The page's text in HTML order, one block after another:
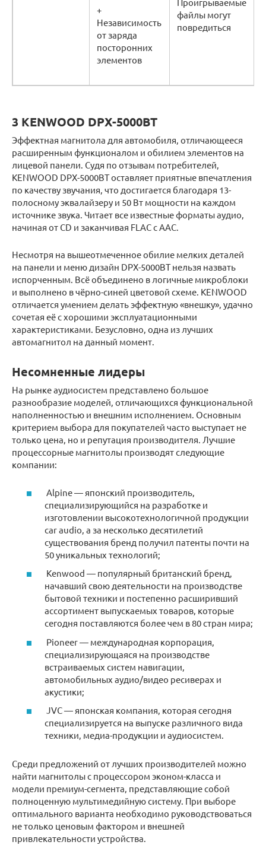
+
Независимость
от заряда
посторонних
элементов
файлы могут
повредиться
3 KENWOOD DPX-5000BT
Эффектная магнитола для автомобиля, отличающееся
расширенным функционалом и обилием элементов на
лицевой панели. Судя по отзывам потребителей,
KENWOOD DPX-5000BT оставляет приятные впечатления
по качеству звучания, что достигается благодаря 13-
полосному эквалайзеру и 50 Вт мощности на каждом
источнике звука. Читает все известные форматы аудио,
начиная от CD и заканчивая FLAC с AAC.
Несмотря на вышеотмеченное обилие мелких деталей
на панели и меню дизайн DPX-5000BT нельзя назвать
испорченным. Всё объединено в логичные микроблоки
и выполнено в чёрно-синей цветовой схеме. KENWOOD
отличается умением делать эффектную «внешку», удачно
сочетая её с хорошими эксплуатационными
характеристиками. Безусловно, одна из лучших
автомагнитол на данный момент.
Несомненные лидеры
На рынке аудиосистем представлено большое
разнообразие моделей, отличающихся функциональной
наполненностью и внешним исполнением. Основным
критерием выбора для покупателей часто выступает не
только цена, но и репутация производителя. Лучшие
процессорные магнитолы производят следующие
компании:
Alpine — японский производитель,
специализирующийся на разработке и
изготовлении высокотехнологичной продукции
car audio, а за несколько десятилетий
существования бренд получил патенты почти на
50 уникальных технологий;
Kenwood — популярный британский бренд,
начавший свою деятельности на производстве
бытовой техники и постепенно расширивший
ассортимент выпускаемых товаров, которые
сегодня поставляются более чем в 80 стран мира;
Pioneer — международная корпорация,
специализирующаяся на производстве
встраиваемых систем навигации,
автомобильных аудио/видео ресиверах и
акустики;
JVC — японская компания, которая сегодня
специализируется на выпуске различного вида
техники, медиа-продукции и аудиосистем.
Среди предложений от лучших производителей можно
найти магнитолы с процессором эконом-класса и
модели премиум-сегмента, представляющие собой
полноценную мультимедийную систему. При выборе
оптимального варианта необходимо руководствоваться
не только ценовым фактором и внешней
привлекательности устройства.